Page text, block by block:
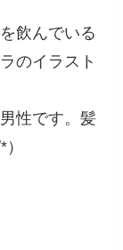
飲んでいる
のイラスト
性です。髪